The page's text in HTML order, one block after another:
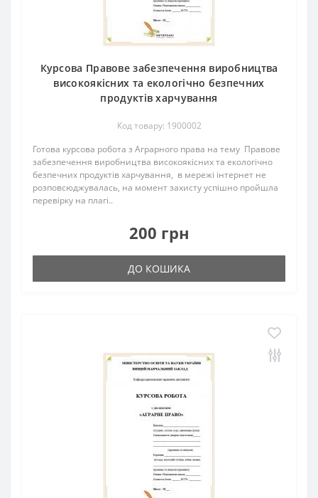
Курсова Правове забезпечення виробництва
високоякісних та екологічно безпечних
продуктів харчування
Код товару: 1900002
Готова курсова робота з Аграрного права на тему Правове
забезпечення виробництва високоякісних та екологічно
безпечних продуктів харчування, в мережі інтернет не
розповсюджувалась, на момент захисту успішно пройшла
перевірку на плагі..
200 грн
ДО КОШИКА